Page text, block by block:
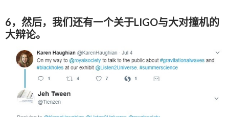
6，然后，我们还有一个关于LIGO与大对撞机的
大辩论。